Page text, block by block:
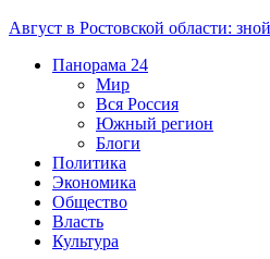
Август в Ростовской области:
Панорама 24
Мир
Вся Россия
Южный регион
Блоги
Политика
Экономика
Общество
Власть
Культура